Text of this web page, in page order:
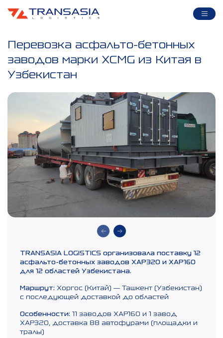
Перевозка асфальто-бетонных
заводов марки XCMG из Китая в
Узбекистан
TRANSASIA LOGISTICS организовала поставку 12
асфальто-бетонных заводов XAP320 и XAP160
для 12 областей Узбекистана.
Маршрут: Хоргос (Китай) — Ташкент (Узбекистан)
с последующей доставкой до областей
Особенности: 11 заводов XAP160 и 1 завод
XAP320, доставка 88 автофурами (площадки и
тралы)